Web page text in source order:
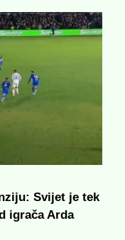
Svijet je tek
igrača Arda